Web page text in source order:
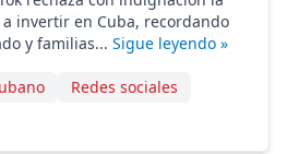
invertir en Cuba, recordando
y familias... Sigue leyendo »
Redes sociales